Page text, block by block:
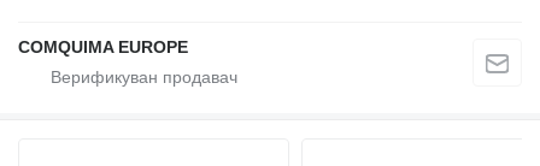
COMQUIMA EUROPE